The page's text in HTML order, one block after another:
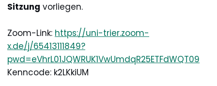
Sitzung vorliegen.
Zoom-Link: https://uni-trier.zoom-
x.de/j/65413111849?
pwd=eVhrL01JQWRUK1VwUmdqR25ETFdWQT09
Kenncode: k2LKkiUM